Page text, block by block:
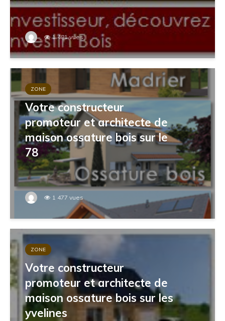
1 481 vues
ZONE
Votre constructeur
promoteur et architecte de
maison ossature bois sur le
78
1 477 vues
ZONE
Votre constructeur
promoteur et architecte de
maison ossature bois sur les
yvelines